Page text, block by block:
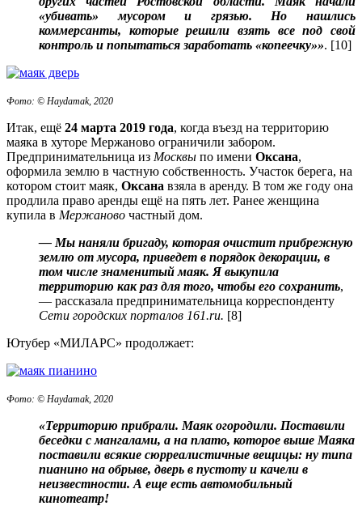
«убивать» мусором и грязью. Но нашлись
коммерсанты, которые решили взять все под свой
контроль и попытаться заработать «копеечку»». [10]
Фото: © Haydamak, 2020
Итак, ещё 24 марта 2019 года, когда въезд на территорию
маяка в хуторе Мержаново ограничили забором.
Предпринимательница из Москвы по имени Оксана,
оформила землю в частную собственность. Участок берега, на
котором стоит маяк, Оксана взяла в аренду. В том же году она
продлила право аренды ещё на пять лет. Ранее женщина
купила в Мержаново частный дом.
— Мы наняли бригаду, которая очистит прибрежную
землю от мусора, приведет в порядок декорации, в
том числе знаменитый маяк. Я выкупила
территорию как раз для того, чтобы его сохранить,
— рассказала предпринимательница корреспонденту
Сети городских порталов 161.ru. [8]
Ютубер «МИЛАРС» продолжает:
Фото: © Haydamak, 2020
«Территорию прибрали. Маяк огородили. Поставили
беседки с мангалами, а на плато, которое выше Маяка
поставили всякие сюрреалистичные вещицы: ну типа
пианино на обрыве, дверь в пустоту и качели в
неизвестности. А еще есть автомобильный
кинотеатр!